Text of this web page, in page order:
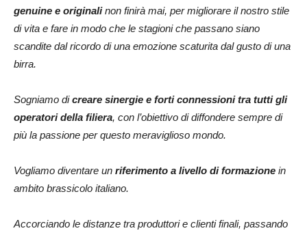
genuine e originalinon finirà mai, per migliorare il nostro stile
di vita e fare in modo che le stagioni che passano siano
scandite dal ricordo di una emozione scaturita dal gusto di una
birra.
Sogniamo dicreare sinergie e forti connessioni tra tutti gli
operatori della filiera, con l’obiettivo di diffondere sempre di
più la passione per questo meraviglioso mondo.
Vogliamo diventare un riferimento a livello di formazione in
ambito brassicolo italiano.
Accorciando le distanze tra produttori e clienti finali, passando